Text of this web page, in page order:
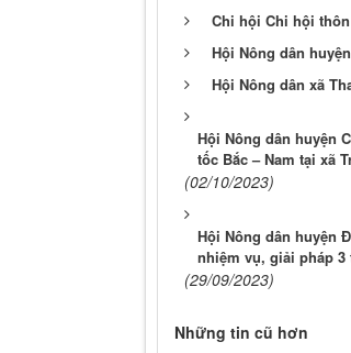
Chi hội Chi hội
Hội Nông dân
Hội Nông dân xã
Hội Nông dân huyện
tốc Bắc – Nam tại xã
(02/10/2023)
Hội Nông dân huyện
nhiệm vụ, giải pháp 3
(29/09/2023)
Những tin cũ hơn